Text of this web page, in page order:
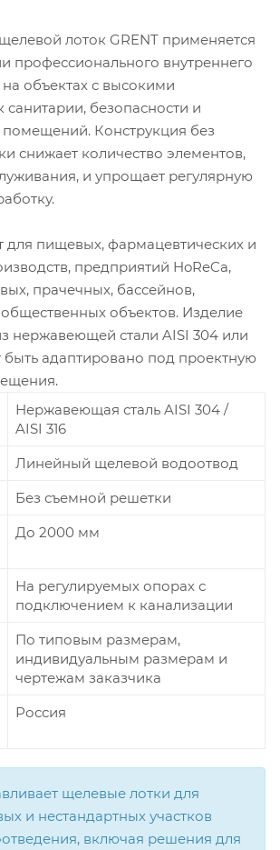
лоток GRENT применяется
профессионального внутреннего
объектах с высокими
безопасности и
Конструкция без
снижает количество элементов,
и упрощает регулярную
для пищевых, фармацевтических и
предприятий HoReCa,
прачечных, бассейнов,
объектов. Изделие
нержавеющей стали AISI 304 или
быть адаптировано под проектную
Нержавеющая сталь AISI 304 /
AISI 316
Линейный щелевой водоотвод
Без съемной решетки
До 2000 мм
На регулируемых опорах с
подключением к канализации
По типовым размерам,
индивидуальным размерам и
чертежам заказчика
Россия
щелевые лотки для
и нестандартных участков
включая решения для